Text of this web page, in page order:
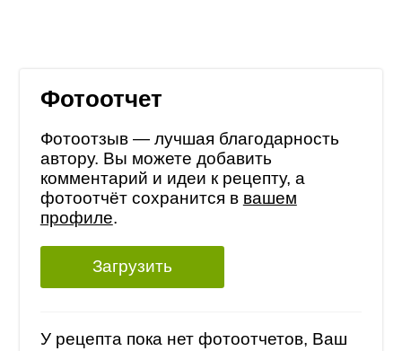
Фотоотчет
Фотоотзыв — лучшая благодарность
автору. Вы можете добавить
комментарий и идеи к рецепту, а
фотоотчёт сохранится в вашем
профиле.
Загрузить
У рецепта пока нет фотоотчетов, Ваш